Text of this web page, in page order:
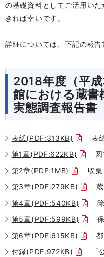
の基礎資料としてご活用い
きれば幸いです。
詳細については、下記の報告
2018年度（平
館における蔵書
実態調査報告書
表紙(PDF:313KB)
表
第1章(PDF:622KB)
図
第2章(PDF:1MB)
収集
第3章(PDF:279KB)
蔵
第4章(PDF:540KB)
第5章(PDF:599KB)
第6章(PDF:615KB)
都
付録(PDF:972KB)
「